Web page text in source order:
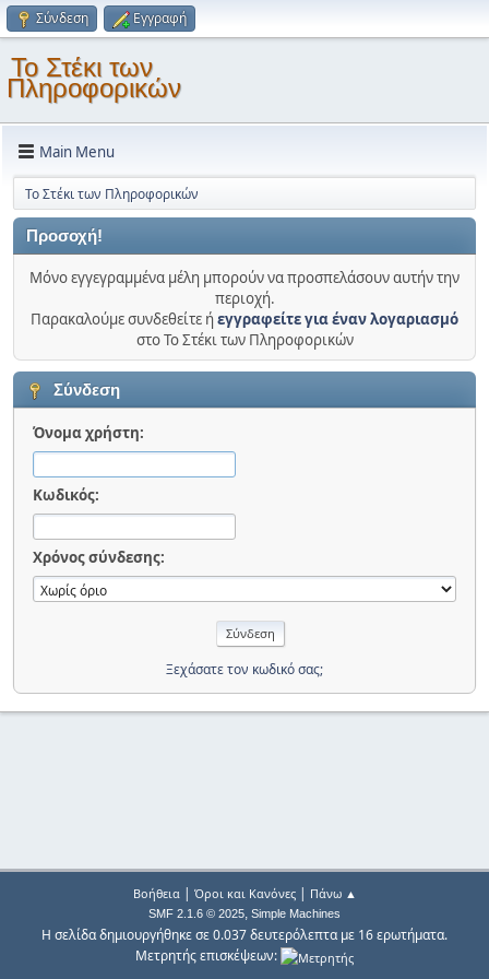
Σύνδεση Εγγραφή
Το Στέκι των
Πληροφορικών
Main Menu
Το Στέκι των Πληροφορικών
Προσοχή!
Μόνο εγγεγραμμένα μέλη μπορούν να προσπελάσουν αυτήν την
περιοχή.
Παρακαλούμε συνδεθείτε ήεγγραφείτε για έναν λογαριασμό
στο Το Στέκι των Πληροφορικών
Σύνδεση
Όνομα χρήστη:
Κωδικός:
Χρόνος σύνδεσης:
Ξεχάσατε τον κωδικό σας;
Βοήθεια| Όροι και Κανόνες| Πάνω ▲
SMF 2.1.6 © 2025, Simple Machines
Η σελίδα δημιουργήθηκε σε 0.037 δευτερόλεπτα με 16 ερωτήματα.
Μετρητής επισκέψεων: